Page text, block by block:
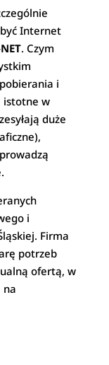
Internet
. Czym
i
istotne w
duże
i
Firma
potrzeb
ofertą, w
na